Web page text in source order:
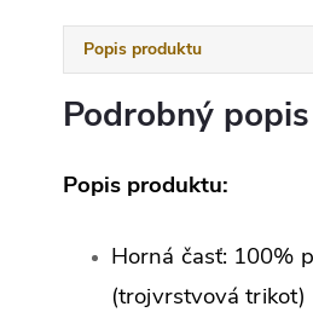
Popis produktu
Podrobný popis
Popis produktu:
Horná časť: 100%
(trojvrstvová trikot)